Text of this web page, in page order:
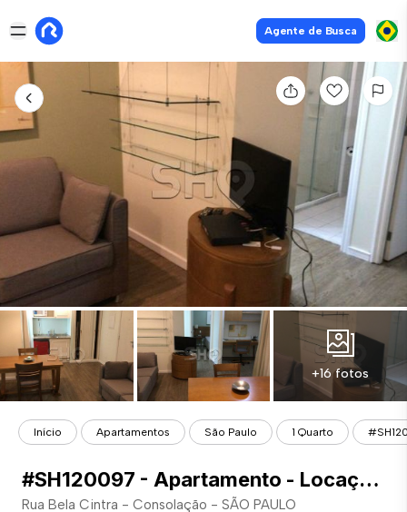
Agente de Busca
+16 fotos
Início Apartamentos São Paulo 1 Quarto
#SH120097 - Apartamento - Locação com 44.00 m² , 1 Quarto(s), por R$ 4.200
Rua Bela Cintra - Consolação - SÃO PAULO